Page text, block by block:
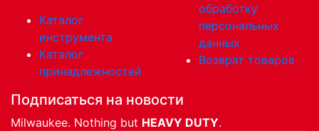
Каталог
инструмента
Каталог
принадлежностей
обработку
персональных
данных
Возврат товаров
Подписаться на новости
Milwaukee. Nothing but HEAVY DUTY.